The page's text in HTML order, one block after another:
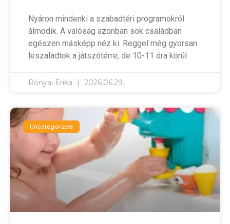
Nyáron mindenki a szabadtéri programokról
álmodik. A valóság azonban sok családban
egészen másképp néz ki. Reggel még gyorsan
leszaladtok a játszótérre, de 10-11 óra körül
Rónyai Erika 2026.06.29.
Uncategorized